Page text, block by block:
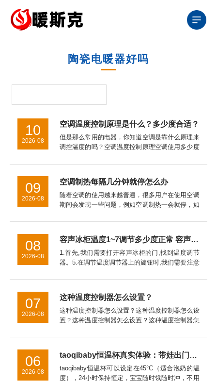
陶瓷电暖器好吗
空调温度控制原理是什么？多少度合适？
但是那么常用的电器，你知道空调是靠什么原理来
调控温度的吗？空调温度控制原理空调使用多少度
可以按照你的心意去控制设定的温度，其是有辅助
工具的，也就是温控器，只...
10
2026-08
空调制热每隔几分钟就停怎么办
随着空调的使用越来越普遍，很多用户在使用空调
期间会发现一些问题，例如空调制热一会就停，如
介绍一下导致此类问题的原因和解决方法。空调制
热每隔几分钟就停怎么办步...
09
2026-08
容声冰柜温度1~7调节多少度正常 容声冰柜温度调节1~7之间的调节方法【详解】
1.首先,我们需要打开容声冰柜的门,找到温度调节
器。5.在调节温度调节器上的旋钮时,我们需要注意
慢,都会影响容声冰柜的制冷效果。因此,我们应该
缓慢地调节温度...
08
2026-08
这种温度控制器怎么设置？
这种温度控制器怎么设置？这种温度控制器怎么设
置？这种温度控制器怎么设置？这种温度控制器怎
怎么设置Ew一981温度控制器怎么设置泛达p909温
07
2026-08
taoqibaby恒温杯真实体验：带娃出门的“移动温奶站”，对比同类产品优势明显
taoqibaby恒温杯可以设定在45°C（适合泡奶的温
度），24小时保持恒定，宝宝随时饿随时冲，不用
06
2026-08